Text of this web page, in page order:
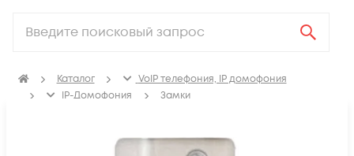
Каталог
VoIP телефония, IP домофония
IP-Домофония
Замки